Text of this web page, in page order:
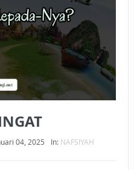
ZAKAT UANG?
JIKA SEBAB
KERABAT SENDIRI
04, 2025 In: NAFSIYAH